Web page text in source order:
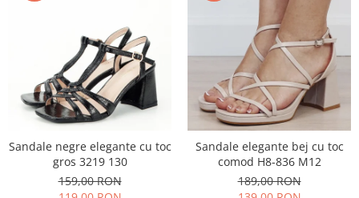
Sandale negre elegante cu toc
gros 3219 130
159,00 RON
Sandale elegante bej cu toc
comod H8-836 M12
189,00 RON